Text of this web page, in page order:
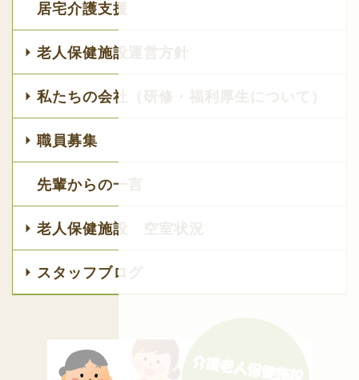
居宅介護支援
老人保健施設運営方針
私たちの会社（研修・福利厚生について）
職員募集
先輩からの一言
老人保健施設 空室状況
スタッフブログ